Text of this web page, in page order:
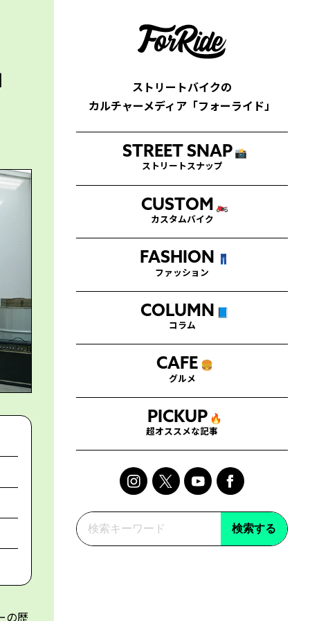
ストリートバイクの
カルチャーメディア「フォーライド」
STREET SNAP 📸
ストリートスナップ
CUSTOM 🏍
カスタムバイク
FASHION 👖
ファッション
COLUMN
コラム
CAFE 🍔
グルメ
PICKUP 🔥
超オススメな記事
検索する
の歴